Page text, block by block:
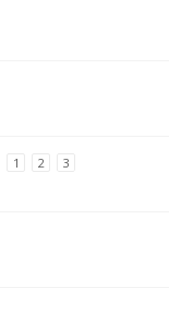
1 2 3